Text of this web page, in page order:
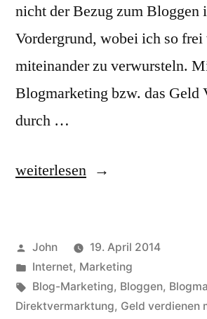
nicht der Bezug zum Bloggen
Vordergrund, wobei ich so
miteinander zu verwursteln.
Blogmarketing bzw. das Geld
durch …
„Geld
Bloggen?“
weiterlesen
Veröffentlicht
von
John
19. April 2014
Veröffentlicht
in
Internet, Marketing
Schlagwörter:
Blog-Marketing, Bloggen,
Direktvermarktung, Geld verdienen